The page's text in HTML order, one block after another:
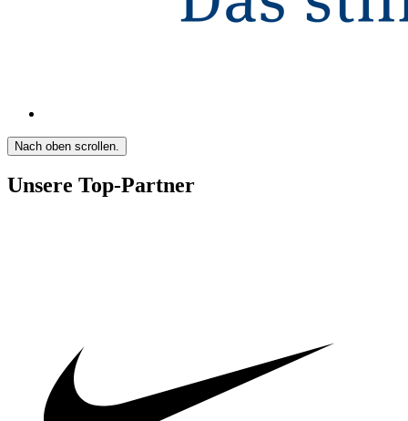
Nach oben scrollen.
Unsere Top-Partner